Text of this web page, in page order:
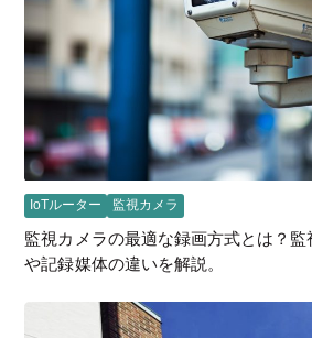
IoTルーター 監視カメラ
監視カメラの最適な録画方式とは？
や記録媒体の違いを解説。